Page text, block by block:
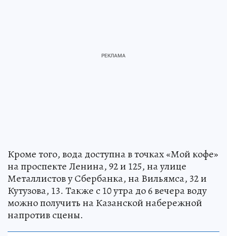
Кроме того, вода доступна в точках «Мой кофе»
на проспекте Ленина, 92 и 125, на улице
Металлистов у Сбербанка, на Вильямса, 32 и
Кутузова, 13. Также с 10 утра до 6 вечера воду
можно получить на Казанской набережной
напротив сцены.